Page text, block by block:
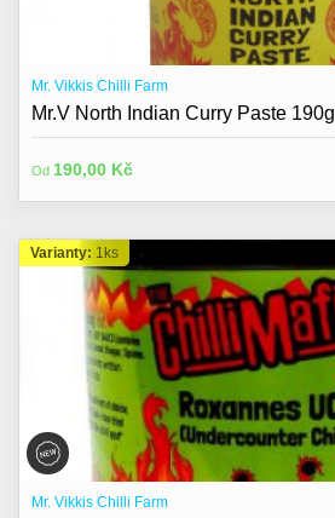
Mr. Vikkis Chilli Farm
Mr.V North Indian Curry Paste 190g
Od 190,00 Kč
Varianty: 1ks
Mr. Vikkis Chilli Farm